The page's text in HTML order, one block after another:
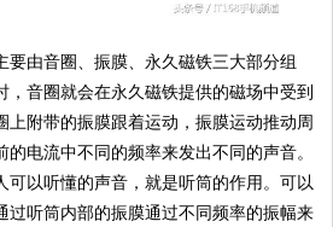
要由音圈、振膜、永久磁铁三大部分组
，音圈就会在永久磁铁提供的磁场中受到
上附带的振膜跟着运动，振膜运动推动周
电流中不同的频率来发出不同的声音。
可以听懂的声音，就是听筒的作用。可以
过听筒内部的振膜通过不同频率的振幅来